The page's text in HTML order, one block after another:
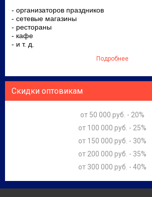
- организаторов праздников
- сетевые магазины
- рестораны
- кафе
- и т. д.
Подробнее
Скидки оптовикам
от 50 000 руб. - 20%
от 100 000 руб. - 25%
от 150 000 руб. - 30%
от 200 000 руб. - 35%
от 300 000 руб. - 40%